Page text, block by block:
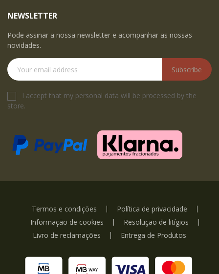
NEWSLETTER
Pode assinar a nossa newsletter e acompanhar as nossas
novidades.
Subscribe
I accept that my personal data will be processed by the
store.
Termos e condições
Política de privacidade
Informação de cookies
Resolução de litígios
Livro de reclamações
Entrega de Produtos